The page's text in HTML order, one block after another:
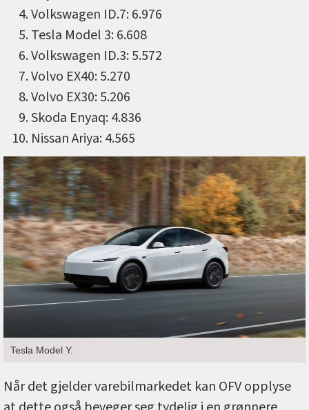
Volkswagen ID.7: 6.976
Tesla Model 3: 6.608
Volkswagen ID.3: 5.572
Volvo EX40: 5.270
Volvo EX30: 5.206
Skoda Enyaq: 4.836
Nissan Ariya: 4.565
Tesla Model Y.
Når det gjelder varebilmarkedet kan OFV opplyse